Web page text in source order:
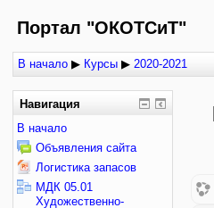
Портал "ОКОТСиТ"
В начало ▶ Курсы ▶ 2020-2021
Навигация
В начало
Объявления сайта
Логистика запасов
МДК 05.01
Художественно-